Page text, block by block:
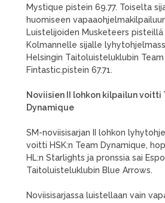
Mystique pistein 69.77. Toiselta
huomiseen
Luistelijoiden Musketeers pisteillä
Kolmannelle sijalle
Helsingin Taitoluisteluklubin Team
Fintastic.pistein 67.71.
Noviisien II lohkon kilpailun voitti
Dynamique
SM-noviisisarjan II lohkon
voitti HSK:n Team Dynamique,
HL:n Starlights ja pronssia sai
Taitoluisteluklubin Blue Arrows.
Noviisisarjassa luistellaan vain